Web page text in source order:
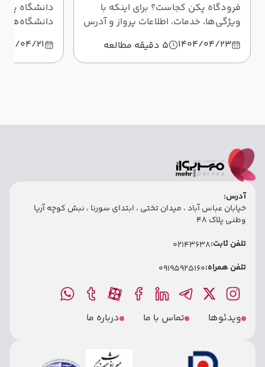
فرودگاه پکن کجاست؟ برای اینکه با
ویژگی‌ها، خدمات، اطلاعات پرواز و آدرس
بزرگترین و مدرن‌ترین فرودگاه پکن
چین آشنا شوید، مطلب زیر را مطالعه
کنید.
1404/04/23 5 دقیقه مطالعه
دانشگاه
این دانشگاه
04/21
آدرس:
خیابان عباس آباد ، میدان تختی ، ابتدای سورنا ، نبش کوچه آریا
وطنی پلاک 48
تلفن ثابت:02143638
تلفن همراه:09195925160
ویدئوها تماس با ما درباره ما